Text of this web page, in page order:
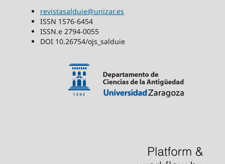
revistasalduie@unizar.es
ISSN 1576-6454
ISSN.e 2794-0055
DOI 10.26754/ojs_salduie